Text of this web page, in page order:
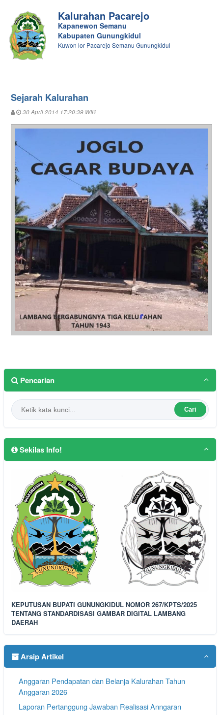
Kalurahan Pacarejo
Kapanewon Semanu
Kabupaten Gunungkidul
Kuwon lor Pacarejo Semanu Gunungkidul
Sejarah Kalurahan
30 April 2014 17:20:39 WIB
Pencarian
Cari
Sekilas Info!
KEPUTUSAN BUPATI GUNUNGKIDUL NOMOR 267/KPTS/2025
TENTANG STANDARDISASI GAMBAR DIGITAL LAMBANG
DAERAH
Arsip Artikel
Anggaran Pendapatan dan Belanja Kalurahan Tahun
Anggaran 2026
Laporan Pertanggung Jawaban Realisasi Anngaran